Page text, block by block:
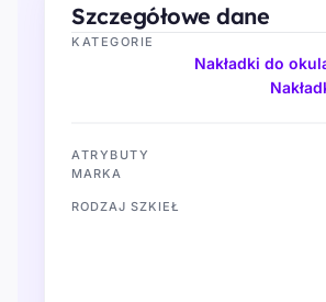
Szczegółowe dane
KATEGORIE
Nakładki do
ATRYBUTY
MARKA
RODZAJ SZKIEŁ